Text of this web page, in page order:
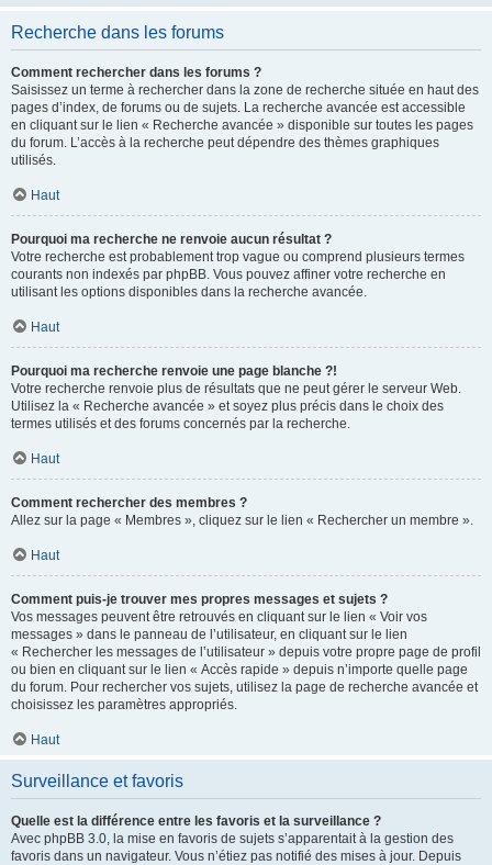
Recherche dans les forums
Comment rechercher dans les forums ?
Saisissez un terme à rechercher dans la zone de recherche située en haut des
pages d’index, de forums ou de sujets. La recherche avancée est accessible
en cliquant sur le lien « Recherche avancée » disponible sur toutes les pages
du forum. L’accès à la recherche peut dépendre des thèmes graphiques
utilisés.
Haut
Pourquoi ma recherche ne renvoie aucun résultat ?
Votre recherche est probablement trop vague ou comprend plusieurs termes
courants non indexés par phpBB. Vous pouvez affiner votre recherche en
utilisant les options disponibles dans la recherche avancée.
Haut
Pourquoi ma recherche renvoie une page blanche ?!
Votre recherche renvoie plus de résultats que ne peut gérer le serveur Web.
Utilisez la « Recherche avancée » et soyez plus précis dans le choix des
termes utilisés et des forums concernés par la recherche.
Haut
Comment rechercher des membres ?
Allez sur la page « Membres », cliquez sur le lien « Rechercher un membre ».
Haut
Comment puis-je trouver mes propres messages et sujets ?
Vos messages peuvent être retrouvés en cliquant sur le lien « Voir vos
messages » dans le panneau de l’utilisateur, en cliquant sur le lien
« Rechercher les messages de l’utilisateur » depuis votre propre page de profil
ou bien en cliquant sur le lien « Accès rapide » depuis n’importe quelle page
du forum. Pour rechercher vos sujets, utilisez la page de recherche avancée et
choisissez les paramètres appropriés.
Haut
Surveillance et favoris
Quelle est la différence entre les favoris et la surveillance ?
Avec phpBB 3.0, la mise en favoris de sujets s’apparentait à la gestion des
favoris dans un navigateur. Vous n’étiez pas notifié des mises à jour. Depuis